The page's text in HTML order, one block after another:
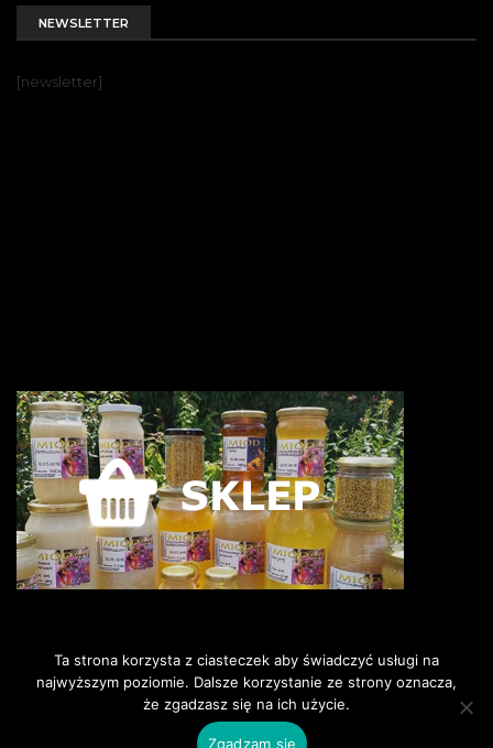
NEWSLETTER
[newsletter]
©2018 Pszczoly i my. Wszelkie
Ta strona korzysta z ciasteczek aby świadczyć usługi na
najwyższym poziomie. Dalsze korzystanie ze strony oznacza,
że zgadzasz się na ich użycie.
Zgadzam się